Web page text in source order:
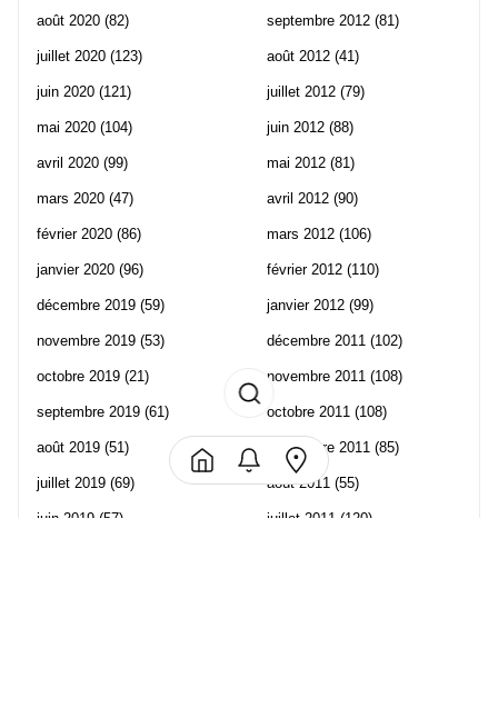
août 2020 (82)
juillet 2020 (123)
juin 2020 (121)
mai 2020 (104)
avril 2020 (99)
mars 2020 (47)
février 2020 (86)
janvier 2020 (96)
décembre 2019 (59)
novembre 2019 (53)
octobre 2019 (21)
septembre 2019 (61)
août 2019 (51)
juillet 2019 (69)
juin 2019 (57)
septembre 2012 (81)
août 2012 (41)
juillet 2012 (79)
juin 2012 (88)
mai 2012 (81)
avril 2012 (90)
mars 2012 (106)
février 2012 (110)
janvier 2012 (99)
décembre 2011 (102)
novembre 2011 (108)
octobre 2011 (108)
septembre 2011 (85)
août 2011 (55)
juillet 2011 (120)